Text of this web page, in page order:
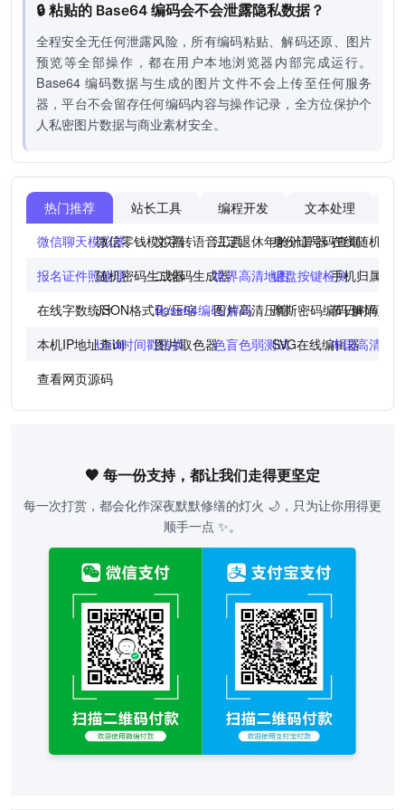
🔒 粘贴的 Base64 编码会不会泄露隐私数据？
全程安全无任何泄露风险，所有编码粘贴、解码还原、图片
预览等全部操作，都在用户本地浏览器内部完成运行。
Base64 编码数据与生成的图片文件不会上传至任何服务
器，平台不会留存任何编码内容与操作记录，全方位保护个
人私密图片数据与商业素材安全。
热门推荐 站长工具 编程开发 文本处理
微信聊天模拟器微信零钱模拟器文字转语音工具法定退休年龄计算器
身份证号码查询在线随机点
报名证件照处理随机密码生成器二维码生成器世界高清地图键盘按键检测手机归属地
在线字数统计JSON格式化/压缩Base64编码/解码图片高清压缩摩斯密码编码/解码
节日时间倒
本机IP地址查询Unix时间戳转换图片取色器色盲色弱测试SVG在线编辑器中国高清地
查看网页源码
🧡 每一份支持，都让我们走得更坚定
每一次打赏，都会化作深夜默默修缮的灯火 🌙，只为让你用得更
顺手一点 ✨。